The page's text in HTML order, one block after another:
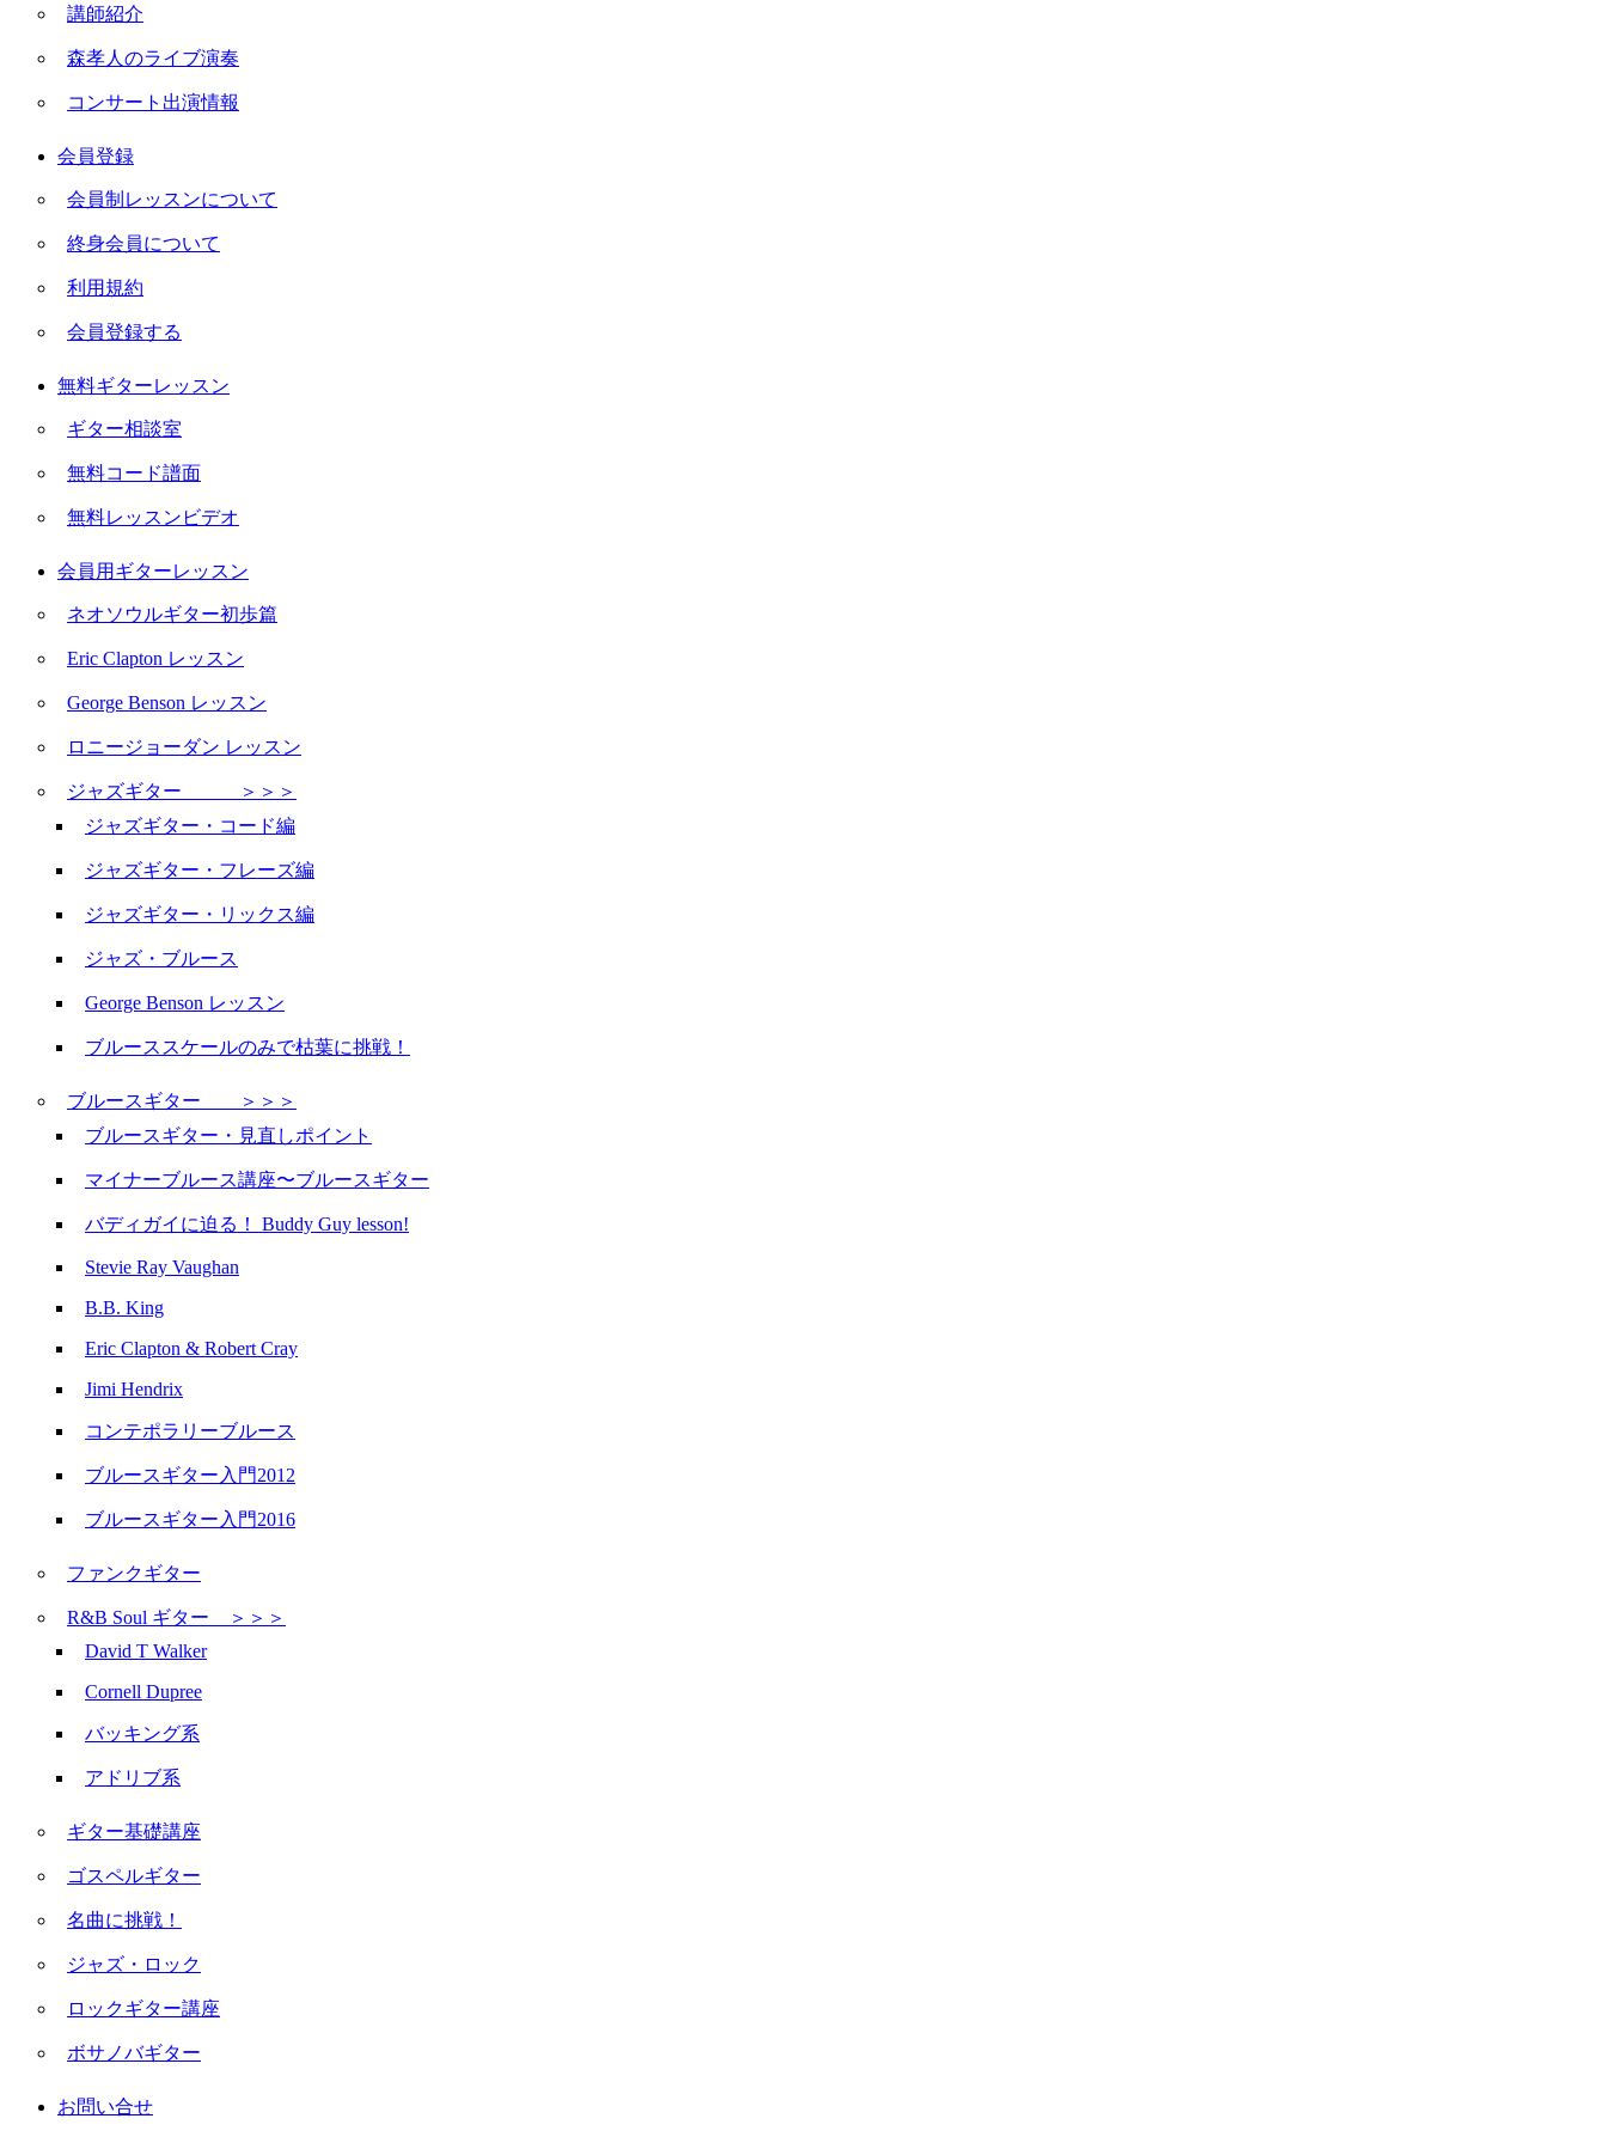
講師紹介
森孝人のライブ演奏
コンサート出演情報
会員登録
会員制レッスンについて
終身会員について
利用規約
会員登録する
無料ギターレッスン
ギター相談室
無料コード譜面
無料レッスンビデオ
会員用ギターレッスン
ネオソウルギター初歩篇
Eric Clapton レッスン
George Benson レッスン
ロニージョーダン レッスン
ジャズギター ＞＞＞
ジャズギター・コード編
ジャズギター・フレーズ編
ジャズギター・リックス編
ジャズ・ブルース
George Benson レッスン
ブルーススケールのみで枯葉に挑戦！
ブルースギター ＞＞＞
ブルースギター・見直しポイント
マイナーブルース講座〜ブルースギター
バディガイに迫る！ Buddy Guy lesson!
Stevie Ray Vaughan
B.B. King
Eric Clapton & Robert Cray
Jimi Hendrix
コンテポラリーブルース
ブルースギター入門2012
ブルースギター入門2016
ファンクギター
R&B Soul ギター ＞＞＞
David T Walker
Cornell Dupree
バッキング系
アドリブ系
ギター基礎講座
ゴスペルギター
名曲に挑戦！
ジャズ・ロック
ロックギター講座
ボサノバギター
お問い合せ